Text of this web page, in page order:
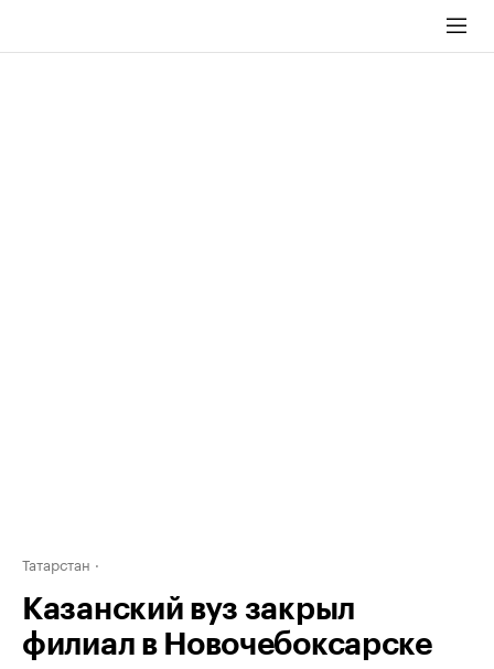
Татарстан
Казанский вуз закрыл
филиал в Новочебоксарске